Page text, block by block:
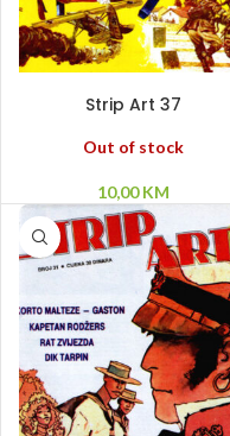
Strip Art 37
Out of stock
10,00KM